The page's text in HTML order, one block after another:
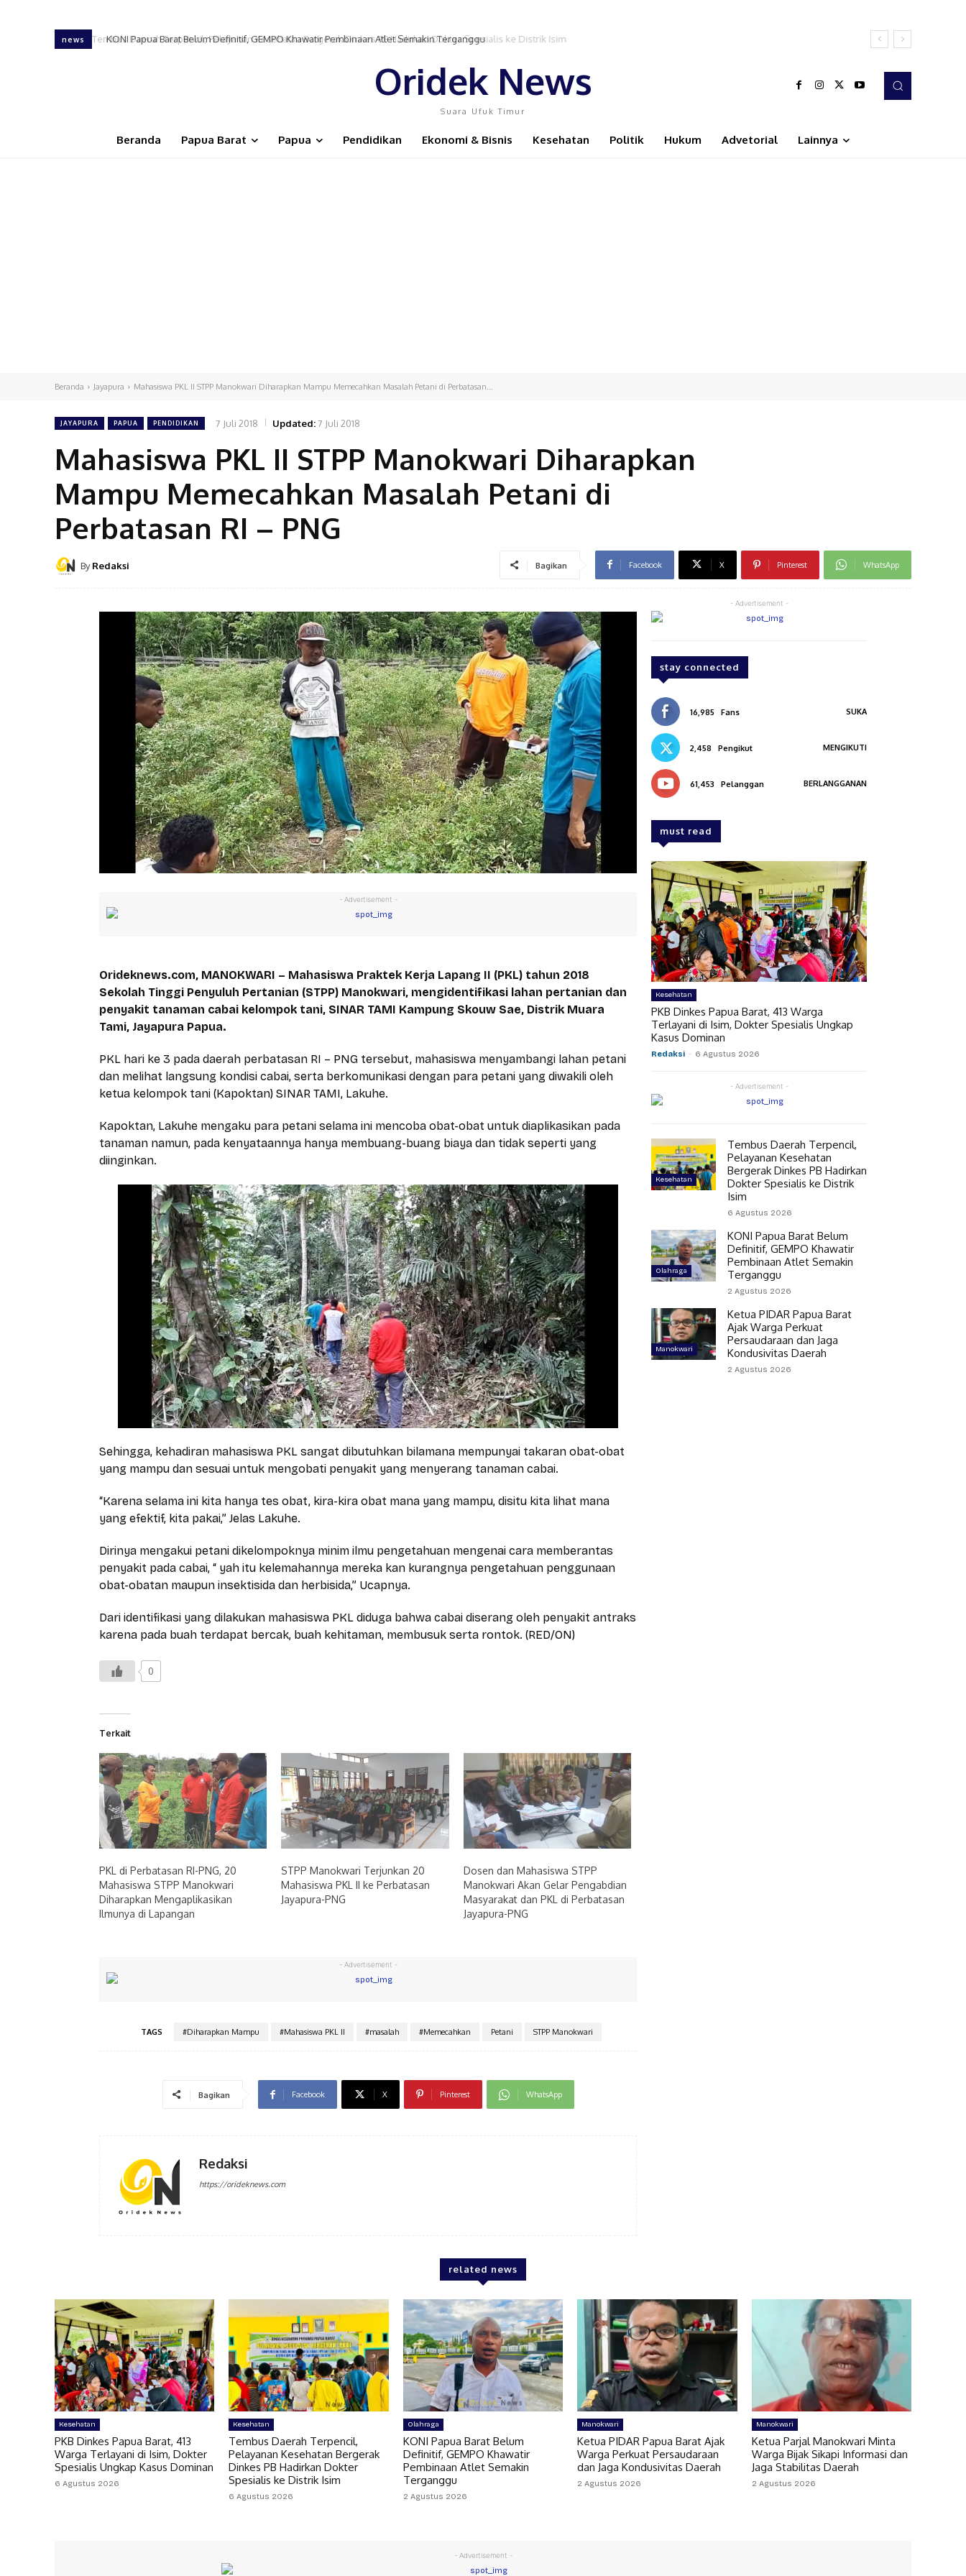
news KONI Papua Barat Belum Definitif, GEMPO Khawatir Pembinaan Atlet Semakin Terganggu
Oridek News
Suara Ufuk Timur
Beranda Papua Barat Papua Pendidikan Ekonomi & Bisnis Kesehatan Politik Hukum Advetorial Lainnya
Beranda Jayapura Mahasiswa PKL II STPP Manokwari Diharapkan Mampu Memecahkan Masalah Petani di Perbatasan...
JAYAPURA PAPUA PENDIDIKAN 7 Juli 2018 Updated:7 Juli 2018
Mahasiswa PKL II STPP Manokwari Diharapkan
Mampu Memecahkan Masalah Petani di
Perbatasan RI – PNG
By Redaksi Bagikan Facebook X Pinterest WhatsApp
- Advertisement -
Orideknews.com, MANOKWARI – Mahasiswa Praktek Kerja Lapang II (PKL) tahun 2018
Sekolah Tinggi Penyuluh Pertanian (STPP) Manokwari, mengidentifikasi lahan pertanian dan
penyakit tanaman cabai kelompok tani, SINAR TAMI Kampung Skouw Sae, Distrik Muara
Tami, Jayapura Papua.
PKL hari ke 3 pada daerah perbatasan RI – PNG tersebut, mahasiswa menyambangi lahan petani
dan melihat langsung kondisi cabai, serta berkomunikasi dengan para petani yang diwakili oleh
ketua kelompok tani (Kapoktan) SINAR TAMI, Lakuhe.
Kapoktan, Lakuhe mengaku para petani selama ini mencoba obat-obat untuk diaplikasikan pada
tanaman namun, pada kenyataannya hanya membuang-buang biaya dan tidak seperti yang
diinginkan.
Sehingga, kehadiran mahasiswa PKL sangat dibutuhkan bilamana mempunyai takaran obat-obat
yang mampu dan sesuai untuk mengobati penyakit yang menyerang tanaman cabai.
“Karena selama ini kita hanya tes obat, kira-kira obat mana yang mampu, disitu kita lihat mana
yang efektif, kita pakai,” Jelas Lakuhe.
Dirinya mengakui petani dikelompoknya minim ilmu pengetahuan mengenai cara memberantas
penyakit pada cabai, “ yah itu kelemahannya mereka kan kurangnya pengetahuan penggunaan
obat-obatan maupun insektisida dan herbisida,” Ucapnya.
Dari identifikasi yang dilakukan mahasiswa PKL diduga bahwa cabai diserang oleh penyakit antraks
karena pada buah terdapat bercak, buah kehitaman, membusuk serta rontok. (RED/ON)
0
Terkait
PKL di Perbatasan RI-PNG, 20
Mahasiswa STPP Manokwari
Diharapkan Mengaplikasikan
Ilmunya di Lapangan
STPP Manokwari Terjunkan 20
Mahasiswa PKL II ke Perbatasan
Jayapura-PNG
Dosen dan Mahasiswa STPP
Manokwari Akan Gelar Pengabdian
Masyarakat dan PKL di Perbatasan
Jayapura-PNG
- Advertisement -
TAGS #Diharapkan Mampu #Mahasiswa PKL II #masalah #Memecahkan Petani STPP Manokwari
Bagikan Facebook X Pinterest WhatsApp
Redaksi
https://orideknews.com
- Advertisement -
stay connected
16,985 Fans SUKA
2,458 Pengikut MENGIKUTI
61,453 Pelanggan BERLANGGANAN
must read
Kesehatan
PKB Dinkes Papua Barat, 413 Warga
Terlayani di Isim, Dokter Spesialis Ungkap
Kasus Dominan
Redaksi - 6 Agustus 2026
- Advertisement -
Kesehatan
Tembus Daerah Terpencil,
Pelayanan Kesehatan
Bergerak Dinkes PB Hadirkan
Dokter Spesialis ke Distrik
Isim
6 Agustus 2026
Olahraga
KONI Papua Barat Belum
Definitif, GEMPO Khawatir
Pembinaan Atlet Semakin
Terganggu
2 Agustus 2026
Manokwari
Ketua PIDAR Papua Barat
Ajak Warga Perkuat
Persaudaraan dan Jaga
Kondusivitas Daerah
2 Agustus 2026
related news
Kesehatan
PKB Dinkes Papua Barat, 413
Warga Terlayani di Isim, Dokter
Spesialis Ungkap Kasus Dominan
6 Agustus 2026
Kesehatan
Tembus Daerah Terpencil,
Pelayanan Kesehatan Bergerak
Dinkes PB Hadirkan Dokter
Spesialis ke Distrik Isim
6 Agustus 2026
Olahraga
KONI Papua Barat Belum
Definitif, GEMPO Khawatir
Pembinaan Atlet Semakin
Terganggu
2 Agustus 2026
Manokwari
Ketua PIDAR Papua Barat Ajak
Warga Perkuat Persaudaraan
dan Jaga Kondusivitas Daerah
2 Agustus 2026
Manokwari
Ketua Parjal Manokwari Minta
Warga Bijak Sikapi Informasi dan
Jaga Stabilitas Daerah
2 Agustus 2026
- Advertisement -